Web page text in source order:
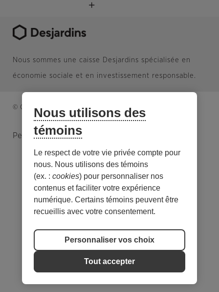
Nous sommes une caisse Desjardins spécialisée en
économie sociale et en investissement responsable.
© Caisse d’économie solidaire. Tous droits réservés.
Personnaliser les témoins
Nous utilisons des
témoins
Le respect de votre vie privée compte pour
nous. Nous utilisons des témoins
(ex. : cookies) pour personnaliser nos
contenus et faciliter votre expérience
numérique. Certains témoins peuvent être
recueillis avec votre consentement.
Personnaliser vos choix
Tout accepter